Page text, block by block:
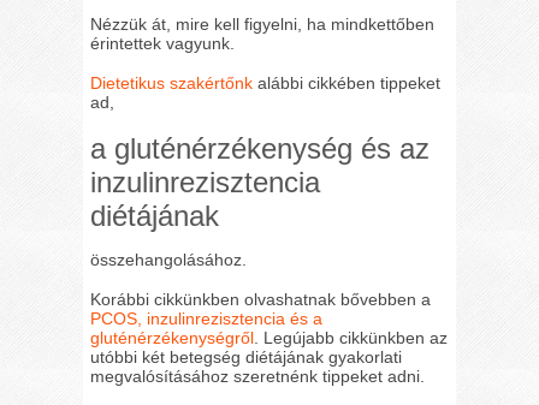
Nézzük át, mire kell figyelni, ha mindkettőben
érintettek vagyunk.
Dietetikus szakértőnk alábbi cikkében tippeket
ad,
a gluténérzékenység és az
inzulinrezisztencia
diétájának
összehangolásához.
Korábbi cikkünkben olvashatnak bővebben a
PCOS, inzulinrezisztencia és a
gluténérzékenységről. Legújabb cikkünkben az
utóbbi két betegség diétájának gyakorlati
megvalósításához szeretnénk tippeket adni.